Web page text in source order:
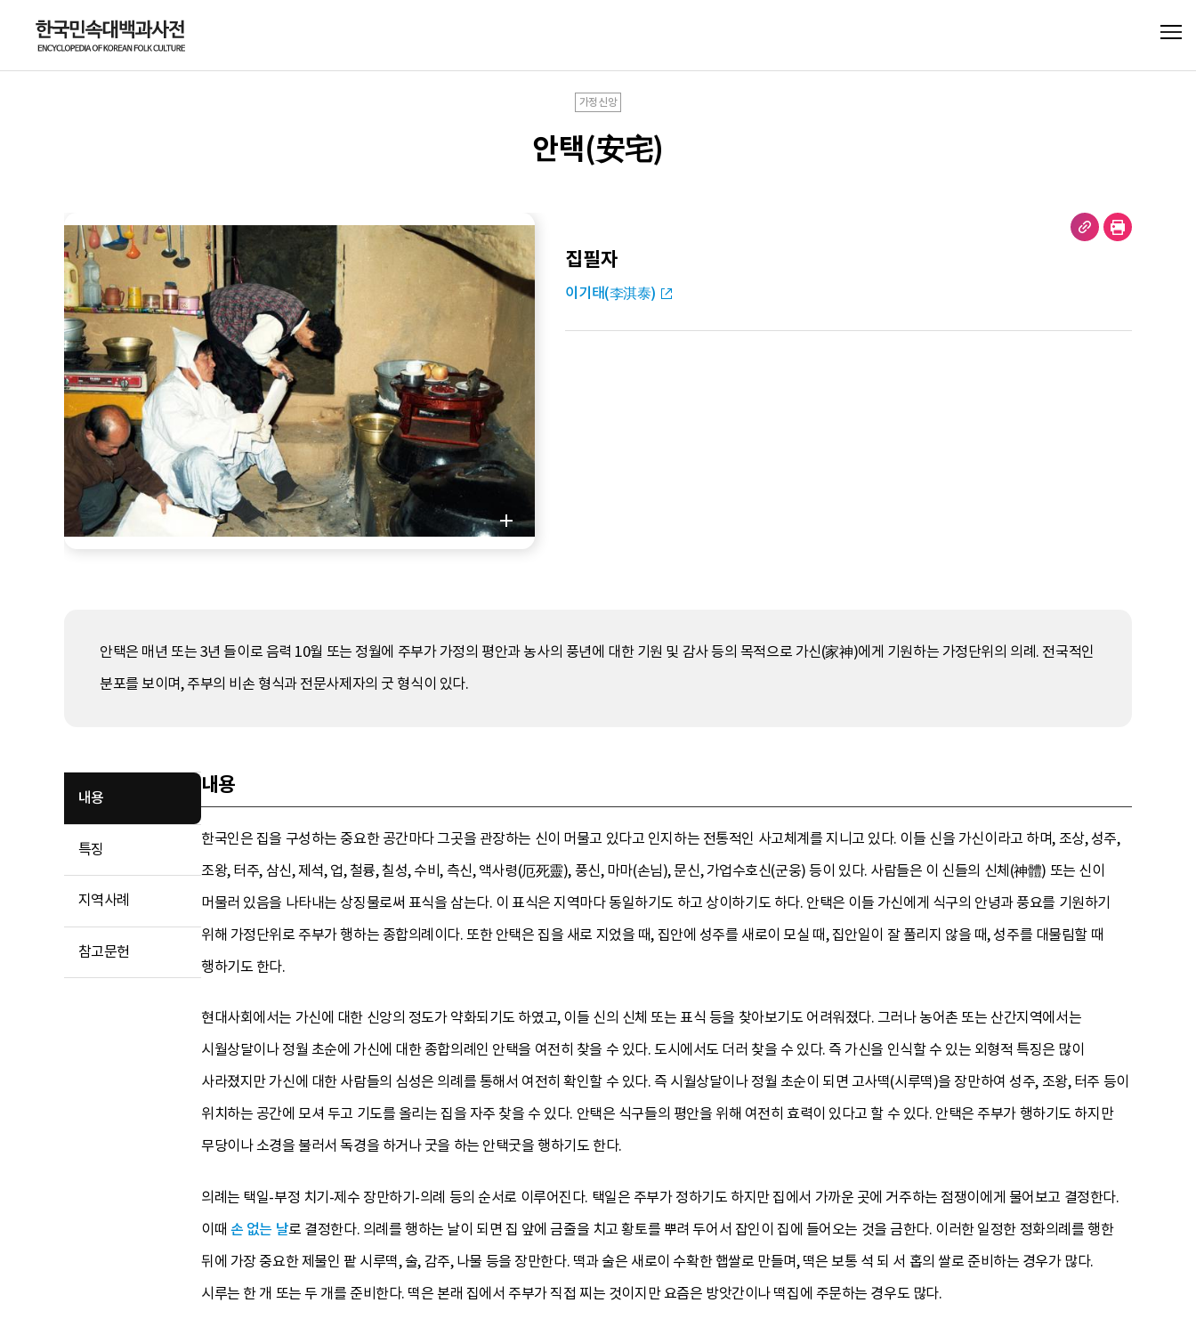
가정신앙
안택(安宅)
집필자
이기태(李淇泰)
안택은 매년 또는 3년 들이로 음력 10월 또는 정월에 주부가 가정의 평안과 농사의 풍년에 대한 기원 및 감사 등의 목적으로 가신(家神)에게 기원하는 가정단위의 의례. 전국적인
분포를 보이며, 주부의 비손 형식과 전문사제자의 굿 형식이 있다.
내용
특징
지역사례
참고문헌
내용
한국인은 집을 구성하는 중요한 공간마다 그곳을 관장하는 신이 머물고 있다고 인지하는 전통적인 사고체계를 지니고 있다. 이들 신을 가신이라고 하며, 조상, 성주,
조왕, 터주, 삼신, 제석, 업, 철륭, 칠성, 수비, 측신, 액사령(厄死靈), 풍신, 마마(손님), 문신, 가업수호신(군웅) 등이 있다. 사람들은 이 신들의 신체(神體) 또는 신이
머물러 있음을 나타내는 상징물로써 표식을 삼는다. 이 표식은 지역마다 동일하기도 하고 상이하기도 하다. 안택은 이들 가신에게 식구의 안녕과 풍요를 기원하기
위해 가정단위로 주부가 행하는 종합의례이다. 또한 안택은 집을 새로 지었을 때, 집안에 성주를 새로이 모실 때, 집안일이 잘 풀리지 않을 때, 성주를 대물림할 때
행하기도 한다.
현대사회에서는 가신에 대한 신앙의 정도가 약화되기도 하였고, 이들 신의 신체 또는 표식 등을 찾아보기도 어려워졌다. 그러나 농어촌 또는 산간지역에서는
시월상달이나 정월 초순에 가신에 대한 종합의례인 안택을 여전히 찾을 수 있다. 도시에서도 더러 찾을 수 있다. 즉 가신을 인식할 수 있는 외형적 특징은 많이
사라졌지만 가신에 대한 사람들의 심성은 의례를 통해서 여전히 확인할 수 있다. 즉 시월상달이나 정월 초순이 되면 고사떡(시루떡)을 장만하여 성주, 조왕, 터주 등이
위치하는 공간에 모셔 두고 기도를 올리는 집을 자주 찾을 수 있다. 안택은 식구들의 평안을 위해 여전히 효력이 있다고 할 수 있다. 안택은 주부가 행하기도 하지만
무당이나 소경을 불러서 독경을 하거나 굿을 하는 안택굿을 행하기도 한다.
의례는 택일-부정 치기-제수 장만하기-의례 등의 순서로 이루어진다. 택일은 주부가 정하기도 하지만 집에서 가까운 곳에 거주하는 점쟁이에게 물어보고 결정한다.
이때 손 없는 날로 결정한다. 의례를 행하는 날이 되면 집 앞에 금줄을 치고 황토를 뿌려 두어서 잡인이 집에 들어오는 것을 금한다. 이러한 일정한 정화의례를 행한
뒤에 가장 중요한 제물인 팥 시루떡, 술, 감주, 나물 등을 장만한다. 떡과 술은 새로이 수확한 햅쌀로 만들며, 떡은 보통 석 되 서 홉의 쌀로 준비하는 경우가 많다.
시루는 한 개 또는 두 개를 준비한다. 떡은 본래 집에서 주부가 직접 찌는 것이지만 요즘은 방앗간이나 떡집에 주문하는 경우도 많다.